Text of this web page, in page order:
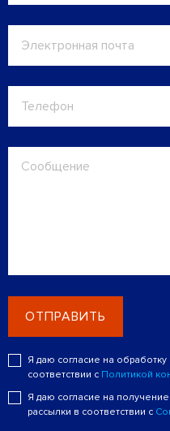
ОТПРАВИТЬ
Я даю согласие на
соответствии с Политикой
Я даю согласие на
рассылки в соответствии с